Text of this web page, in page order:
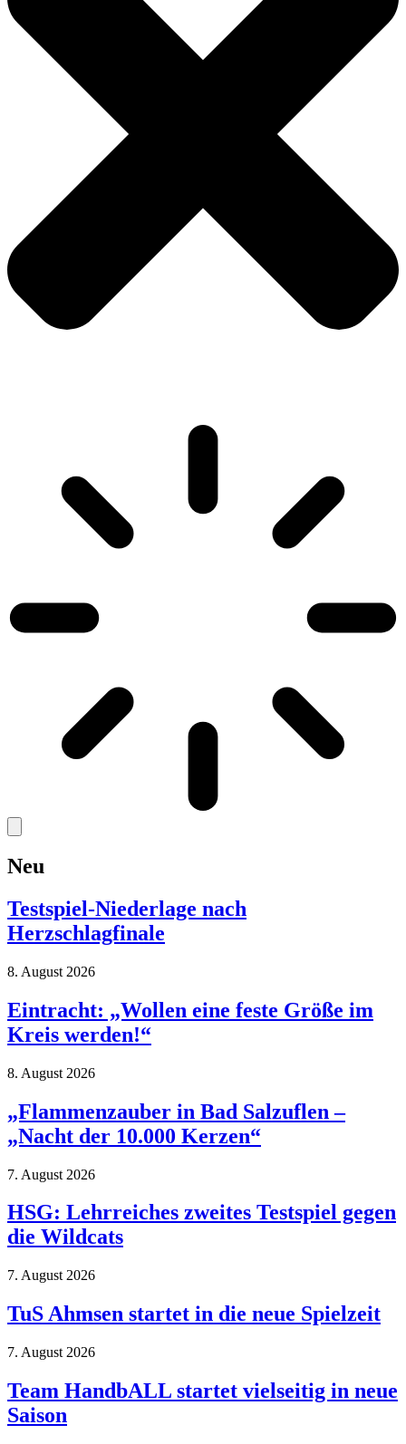
Neu
Testspiel-Niederlage nach
Herzschlagfinale
8. August 2026
Eintracht: „Wollen eine feste Größe im
Kreis werden!“
8. August 2026
„Flammenzauber in Bad Salzuflen –
„Nacht der 10.000 Kerzen“
7. August 2026
HSG: Lehrreiches zweites Testspiel gegen
die Wildcats
7. August 2026
TuS Ahmsen startet in die neue Spielzeit
7. August 2026
Team HandbALL startet vielseitig in neue
Saison